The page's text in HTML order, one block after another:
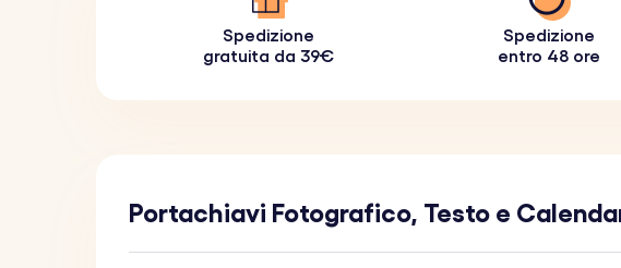
Spedizione
gratuita da 39€
Spedizione
entro 48 ore
Portachiavi Fotografico, Testo e